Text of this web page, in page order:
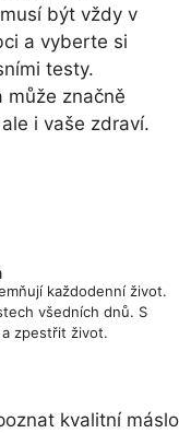
být vždy v
a vyberte si
testy.
může značně
i vaše zdraví.
každodenní život.
všedních dnů. S
zpestřit život.
kvalitní máslo